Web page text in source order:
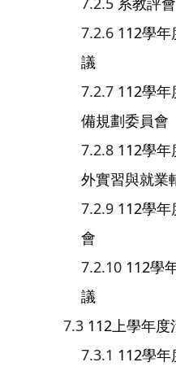
112學年
議
112學年
備規劃委員會
112學年
外實習與就業
112學
會
112學
議
112上學年度
112學年